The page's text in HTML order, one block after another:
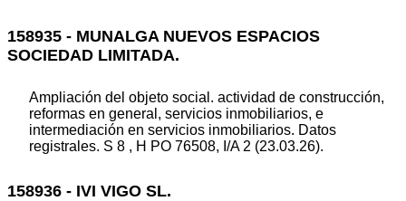
158935 - MUNALGA NUEVOS ESPACIOS
SOCIEDAD LIMITADA.
Ampliación del objeto social. actividad de construcción,
reformas en general, servicios inmobiliarios, e
intermediación en servicios inmobiliarios. Datos
registrales. S 8 , H PO 76508, I/A 2 (23.03.26).
158936 - IVI VIGO SL.